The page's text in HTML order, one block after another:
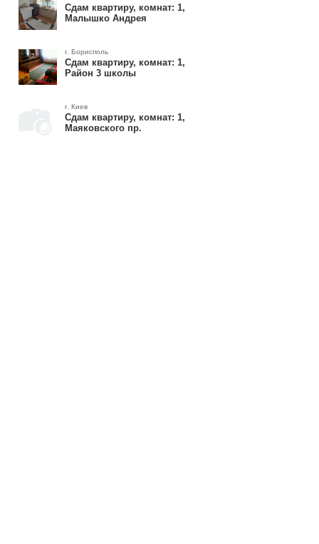
Сдам квартиру, комнат: 1,
Малышко Андрея
г. Борисполь
Сдам квартиру, комнат: 1,
Район 3 школы
г. Киев
Сдам квартиру, комнат: 1,
Маяковского пр.